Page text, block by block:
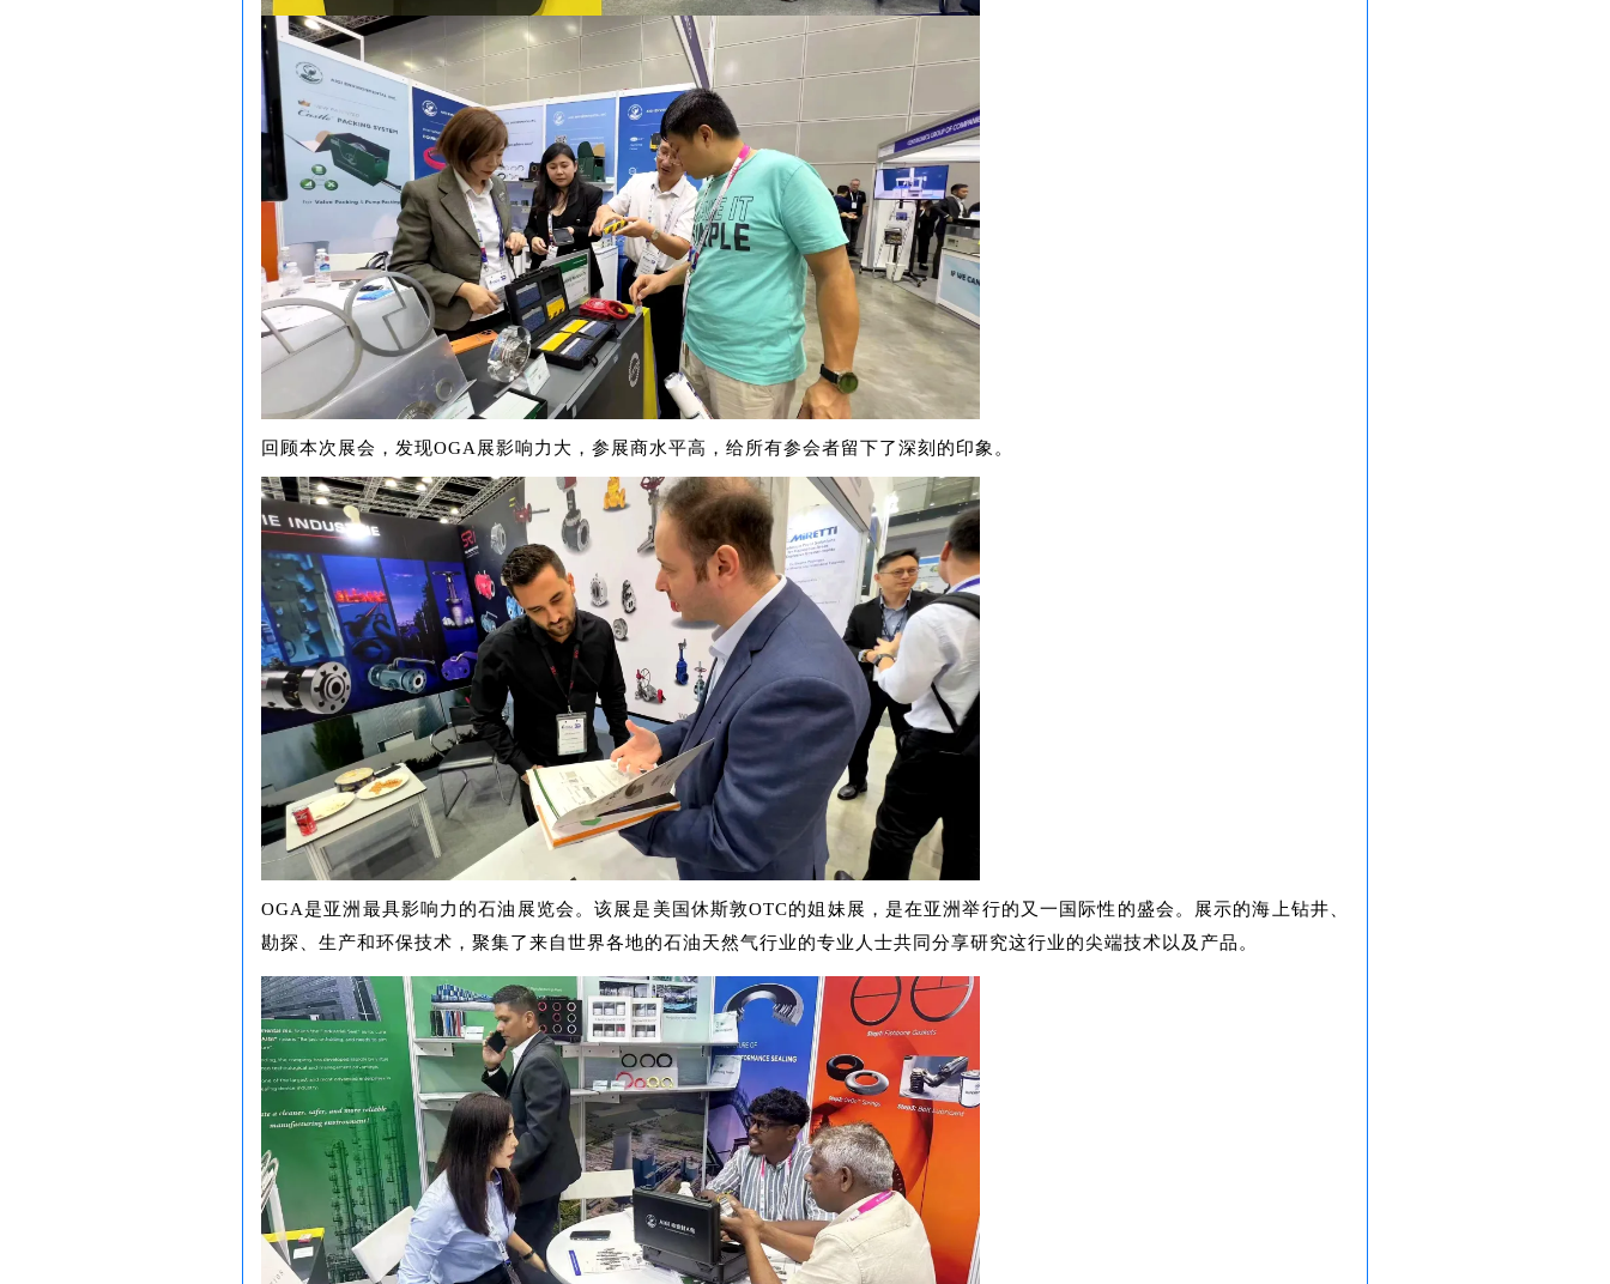
回顾本次展会，发现OGA展影响力大，参展商水平高，给所有参会者留下了深刻的印象。
OGA是亚洲最具影响力的石油展览会。该展是美国休斯敦OTC的姐妹展，是在亚洲举行的又一国际性的盛会。展示的海上钻井、
勘探、生产和环保技术，聚集了来自世界各地的石油天然气行业的专业人士共同分享研究这行业的尖端技术以及产品。